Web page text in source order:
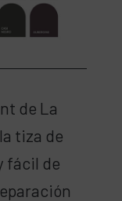
de La
tiza de
fácil de